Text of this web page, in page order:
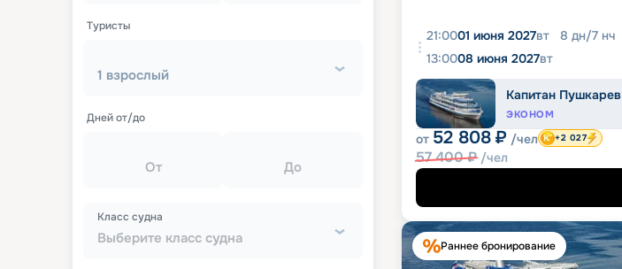
Туристы
1 взрослый
Дней от/до
От До
Выберите класс судна
Класс судна
21:0001 июня 2027вт 8 дн/7 нч
13:0008 июня 2027вт
Капитан Пушкарев
ЭКОНОМ
от 52 808 ₽ /чел
57 400₽ /чел
+2 027
Раннее бронирование